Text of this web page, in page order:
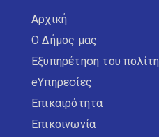
Αρχική
Ο Δήμος μας
Εξυπηρέτηση του πολίτη
eΥπηρεσίες
Επικαιρότητα
Επικοινωνία